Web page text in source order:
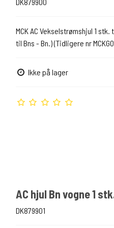
MCK AC Vekselstrømshjul 1
til Bns - Bn.) (Tidligere nr
Ikke på lager
AC hjul Bn vogne 1
DK879901